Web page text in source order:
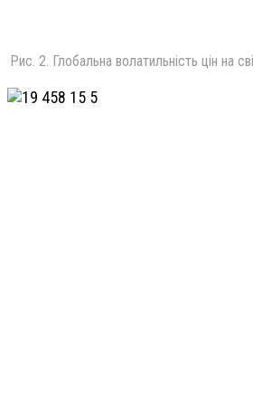
Рис. 2. Глобальна волатильність цін на